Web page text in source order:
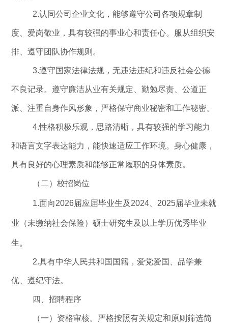
2.认同公司企业文化，能够遵守公司各项规章制
度、爱岗敬业，具有较强的事业心和责任心。服从组织安
排、遵守团队协作规则。
3.遵守国家法律法规，无违法违纪和违反社会公德
不良记录。遵守廉洁从业有关规定、勤勉尽责、公道正
派、注重自身作风形象，严格保守商业秘密和工作秘密。
4.性格积极乐观，思路清晰，具有较强的学习能力
和语言文字表达能力，能快速适应工作环境。身心健康，
具有良好的心理素质和能够正常履职的身体素质。
（ 二 ）校招岗位
1.面向2026届应届毕业生及 2024 2025届毕业未就
业（未缴纳社会保险）硕士研究生及以上学历优秀毕业
生。
2.具有中华人民共和国国籍，爱党爱国、品学兼
优、遵纪守法。
四 、招聘程序
（一）资格审核。 严格按照有关规定和原则筛选简